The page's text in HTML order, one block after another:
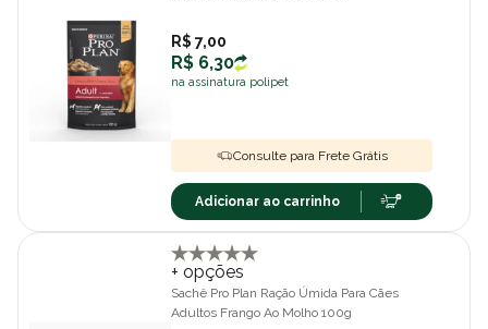
R$ 7,00
R$ 6,30
na assinatura polipet
Consulte para Frete Grátis
Adicionar ao carrinho
+ opções
Sachê Pro Plan Ração Úmida Para Cães
Adultos Frango Ao Molho 100g